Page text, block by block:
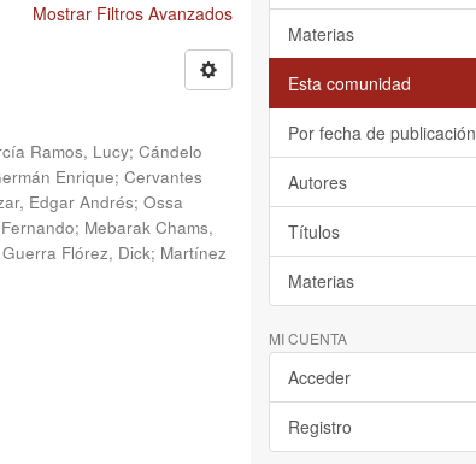
Mostrar Filtros Avanzados
Ramos, Lucy; Cándelo
Enrique; Cervantes
Edgar Andrés; Ossa
; Mebarak Chams,
Guerra Flórez, Dick; Martínez
Materias
Esta comunidad
Por fecha de publicación
Autores
Títulos
Materias
MI CUENTA
Acceder
Registro